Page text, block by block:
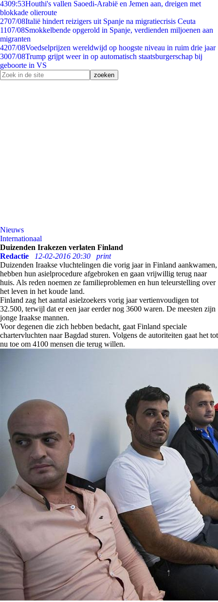
4309:53Houthi's vallen Saoedi-Arabië en Jemen aan, dreigen met
blokkade olieroute
2707/08Italië hindert reizigers uit Spanje na migratiecrisis Ceuta
1107/08Smokkelbende opgerold in Spanje, verdienden miljoenen aan
migranten
4207/08Voedselprijzen wereldwijd op hoogste niveau in ruim drie jaar
3007/08Trump grijpt weer in op automatisch staatsburgerschap bij
geboorte in VS
Nieuws
Internationaal
Duizenden Irakezen verlaten Finland
Redactie
12-02-2016 20:30
print
Duizenden Iraakse vluchtelingen die vorig jaar in Finland aankwamen,
hebben hun asielprocedure afgebroken en gaan vrijwillig terug naar
huis. Als reden noemen ze familieproblemen en hun teleurstelling over
het leven in het koude land.
Finland zag het aantal asielzoekers vorig jaar vertienvoudigen tot
32.500, terwijl dat er een jaar eerder nog 3600 waren. De meesten zijn
jonge Iraakse mannen.
Voor degenen die zich hebben bedacht, gaat Finland speciale
chartervluchten naar Bagdad sturen. Volgens de autoriteiten gaat het tot
nu toe om 4100 mensen die terug willen.